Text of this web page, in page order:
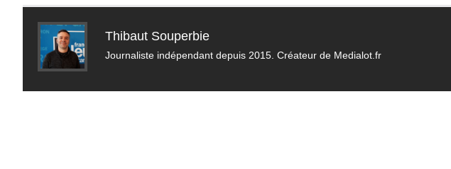
Thibaut Souperbie
Journaliste indépendant depuis 2015. Créateur de Medialot.fr